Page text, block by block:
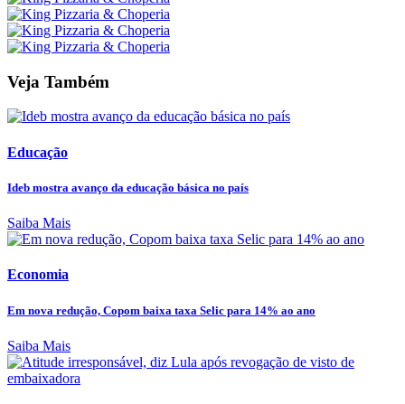
Veja Também
Educação
Ideb mostra avanço da educação básica no país
Saiba Mais
Economia
Em nova redução, Copom baixa taxa Selic para 14% ao ano
Saiba Mais